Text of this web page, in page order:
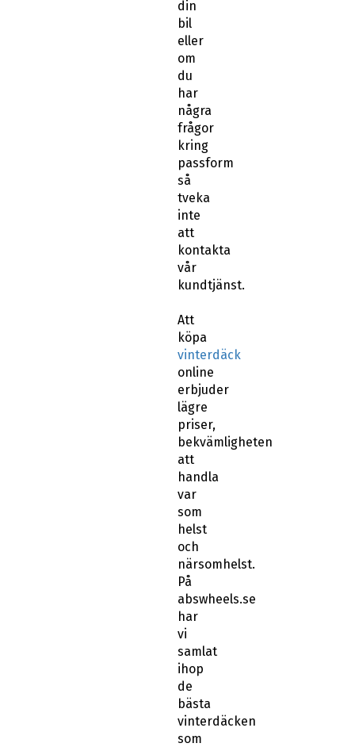
din
bil
eller
om
du
har
några
frågor
kring
passform
så
tveka
inte
att
kontakta
vår
kundtjänst.
Att
köpa
vinterdäck
online
erbjuder
lägre
priser,
bekvämligheten
att
handla
var
som
helst
och
närsomhelst.
På
abswheels.se
har
vi
samlat
ihop
de
bästa
vinterdäcken
som